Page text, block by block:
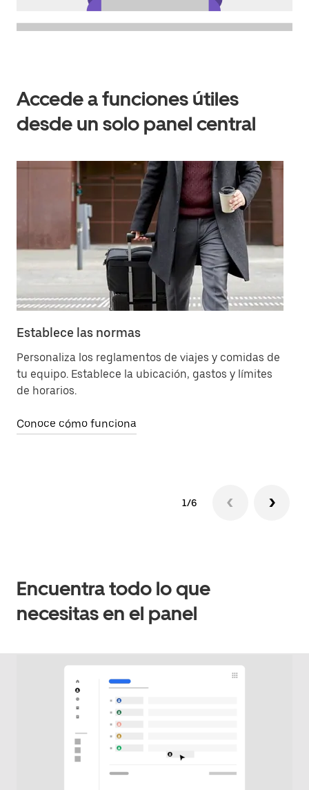
Accede a funciones útiles
desde un solo panel central
Establece las normas
Personaliza los reglamentos de viajes y comidas de
tu equipo. Establece la ubicación, gastos y límites
de horarios.
Conoce cómo funciona
1/6
Encuentra todo lo que
necesitas en el panel